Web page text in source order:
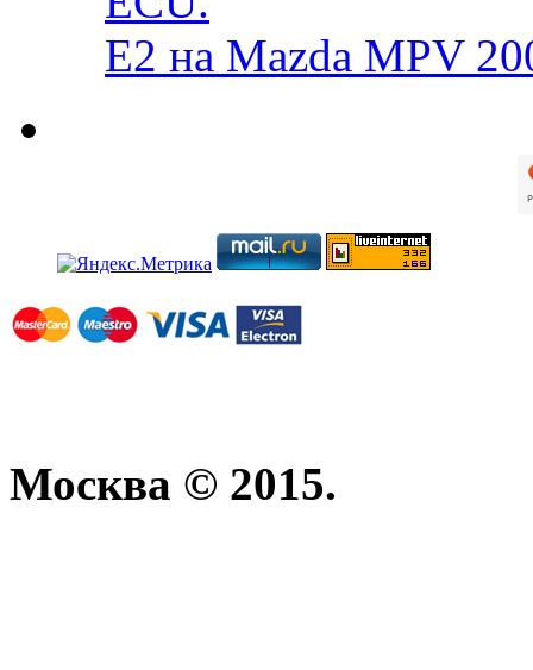
E2 на Mazda MPV
Москва © 2015.